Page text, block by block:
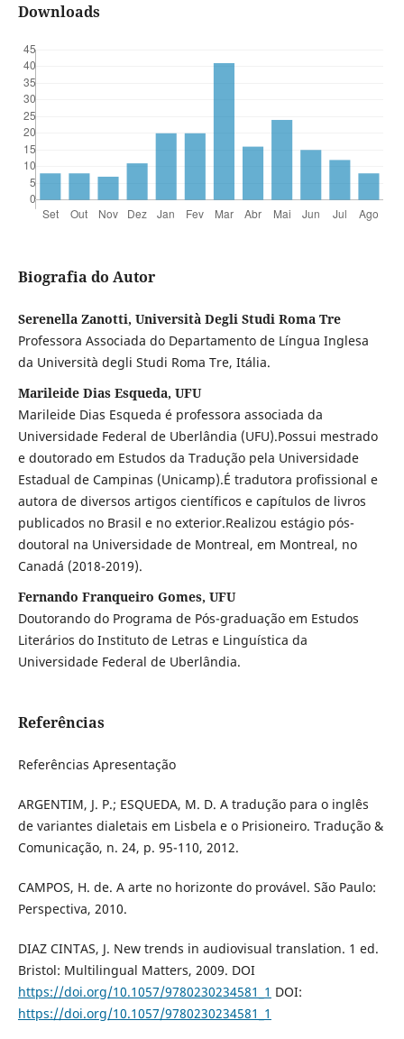
Downloads
Biografia do Autor
Serenella Zanotti, Università Degli Studi Roma Tre
Professora Associada do Departamento de Língua Inglesa
da Università degli Studi Roma Tre, Itália.
Marileide Dias Esqueda, UFU
Marileide Dias Esqueda é professora associada da
Universidade Federal de Uberlândia (UFU).Possui mestrado
e doutorado em Estudos da Tradução pela Universidade
Estadual de Campinas (Unicamp).É tradutora profissional e
autora de diversos artigos científicos e capítulos de livros
publicados no Brasil e no exterior.Realizou estágio pós-
doutoral na Universidade de Montreal, em Montreal, no
Canadá (2018-2019).
Fernando Franqueiro Gomes, UFU
Doutorando do Programa de Pós-graduação em Estudos
Literários do Instituto de Letras e Linguística da
Universidade Federal de Uberlândia.
Referências
Referências Apresentação
ARGENTIM, J. P.; ESQUEDA, M. D. A tradução para o inglês
de variantes dialetais em Lisbela e o Prisioneiro. Tradução &
Comunicação, n. 24, p. 95-110, 2012.
CAMPOS, H. de. A arte no horizonte do provável. São Paulo:
Perspectiva, 2010.
DIAZ CINTAS, J. New trends in audiovisual translation. 1 ed.
Bristol: Multilingual Matters, 2009. DOI
https://doi.org/10.1057/9780230234581_1 DOI:
https://doi.org/10.1057/9780230234581_1